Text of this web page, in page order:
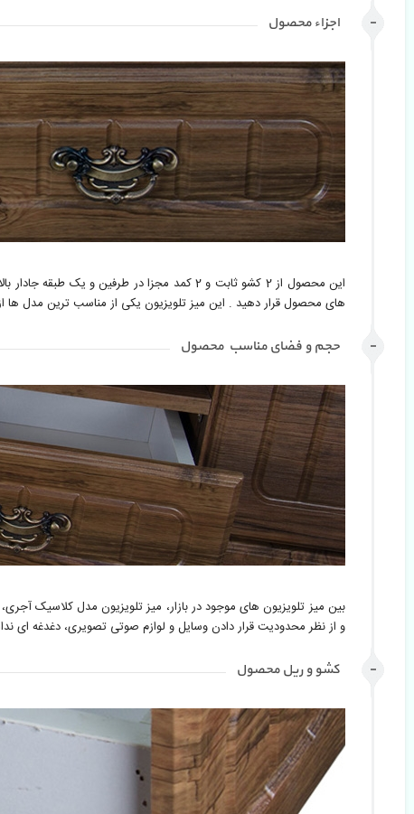
اجزاء محصول
این محصول از 2 کشو ثابت و 2 کمد مجزا در
های محصول قرار دهید . این میز تلویزیون یکی از مناسب ترین مدل
حجم و فضای مناسب محصول
بین میز تلویزیون های موجود در بازار، میز تلویزیون مدل کلاسیک
و از نظر محدودیت قرار دادن وسایل و لوازم صوتی تصویری، دغدغه ای
کشو و ریل محصول